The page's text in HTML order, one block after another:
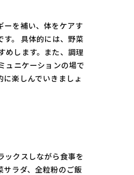
ーを補い、体をケアす
。 具体的には、野菜
めします。また、調理
ュニケーションの場で
楽しんでいきましょ
ックスしながら食事を
ラダ、全粒粉のご飯